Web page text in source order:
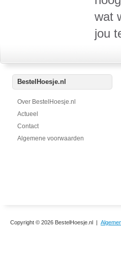
wat
jou
BestelHoesje.nl
Over BestelHoesje.nl
Actueel
Contact
Algemene voorwaarden
Copyright © 2026 BestelHoesje.nl |